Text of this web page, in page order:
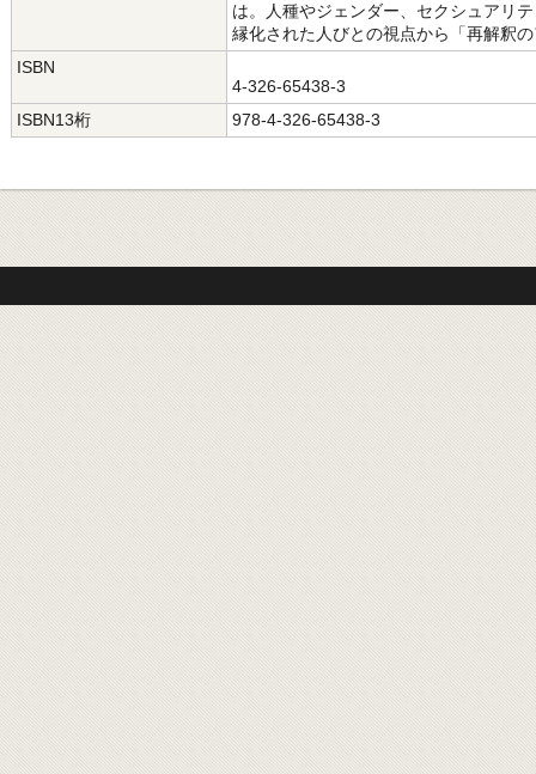
は。人種やジェンダー、セクシュアリ
縁化された人びとの視点から「再解釈
ISBN
4-326-65438-3
ISBN13桁
978-4-326-65438-3